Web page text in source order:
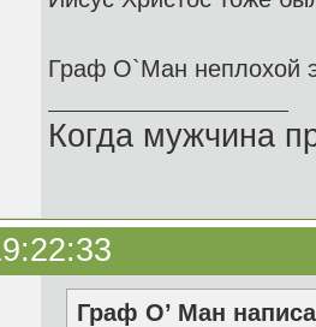
Граф О`Ман неплохой
Когда мужчина
Граф О’ Ман